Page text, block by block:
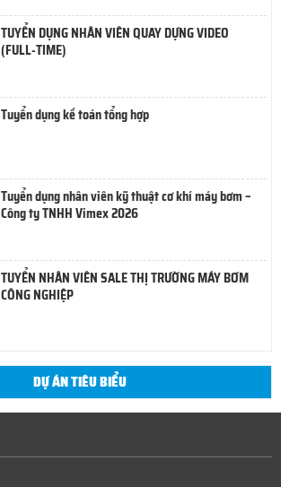
TUYỂN DỤNG NHÂN VIÊN QUAY DỰNG VIDEO
(FULL-TIME)
Tuyển dụng kế toán tổng hợp
Tuyển dụng nhân viên kỹ thuật cơ khí máy bơm –
Công ty TNHH Vimex 2026
TUYỂN NHÂN VIÊN SALE THỊ TRƯỜNG MÁY BƠM
CÔNG NGHIỆP
DỰ ÁN TIÊU BIỂU